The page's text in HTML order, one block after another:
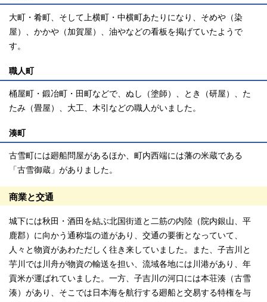
大町・肴町、そして上横町・中横町あたりになり、そめや（染
屋）、かかや（加賀屋）、油やなどの看板を掲げていたようで
す。
職人町
桶屋町・鍛冶町・田町などで、ぬし（塗師）、とき（研屋）、た
たみ（畳屋）、大工、木引などの職人がいました。
湊町
古雪町には廻船問屋があるほか、町内西端には藩の米蔵である
「古雪御蔵」がありました。
商業と交通
城下には秋田・酒田を結ぶ北国街道と二筋の内陸（院内銀山、平
鹿郡）に向かう通称塩の道があり、交通の要衝となっていて、
人々と物資があわただしく往き来していました。また、子吉川と
芋川では川舟が物資の輸送を担い、流域各地には川港があり、年
貢米が運ばれていました。一方、子吉川の河口には本荘湊（古雪
湊）があり、そこでは日本海を航行する廻船と交易する特権を与